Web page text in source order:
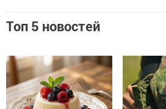
Топ 5 новостей